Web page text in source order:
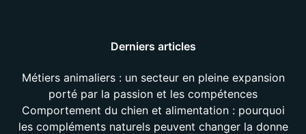
Derniers articles
Métiers animaliers : un secteur en pleine expansion
porté par la passion et les compétences
Comportement du chien et alimentation : pourquoi
les compléments naturels peuvent changer la donne